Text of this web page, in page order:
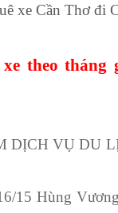
xe Cần Thơ đi
theo tháng
DỊCH VỤ DU
15 Hùng